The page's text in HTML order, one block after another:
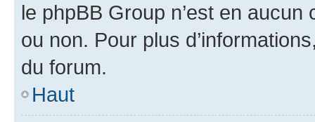
le phpBB Group n’est en
ou non. Pour plus
du forum.
Haut